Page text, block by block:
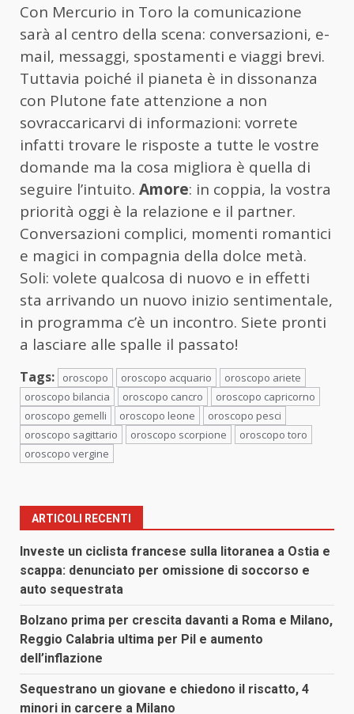
Con Mercurio in Toro la comunicazione
sarà al centro della scena: conversazioni, e-
mail, messaggi, spostamenti e viaggi brevi.
Tuttavia poiché il pianeta è in dissonanza
con Plutone fate attenzione a non
sovraccaricarvi di informazioni: vorrete
infatti trovare le risposte a tutte le vostre
domande ma la cosa migliora è quella di
seguire l’intuito. Amore: in coppia, la vostra
priorità oggi è la relazione e il partner.
Conversazioni complici, momenti romantici
e magici in compagnia della dolce metà.
Soli: volete qualcosa di nuovo e in effetti
sta arrivando un nuovo inizio sentimentale,
in programma c’è un incontro. Siete pronti
a lasciare alle spalle il passato!
Tags: oroscopo oroscopo acquario
oroscopo ariete
oroscopo bilancia
oroscopo cancro
oroscopo capricorno
oroscopo gemelli
oroscopo leone
oroscopo pesci
oroscopo sagittario
oroscopo scorpione
oroscopo toro
oroscopo vergine
ARTICOLI RECENTI
Investe un ciclista francese sulla litoranea a Ostia e
scappa: denunciato per omissione di soccorso e
auto sequestrata
Bolzano prima per crescita davanti a Roma e Milano,
Reggio Calabria ultima per Pil e aumento
dell’inflazione
Sequestrano un giovane e chiedono il riscatto, 4
minori in carcere a Milano